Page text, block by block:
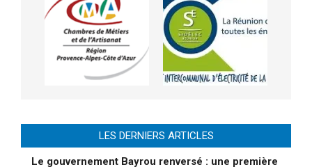
LES DERNIERS ARTICLES
Le gouvernement Bayrou renversé : une première